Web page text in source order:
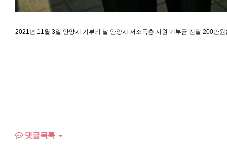
2021년 11월 3일 안양시 기부의 날 안양시 저소득층 지원 기부금 전달 200만
댓글목록